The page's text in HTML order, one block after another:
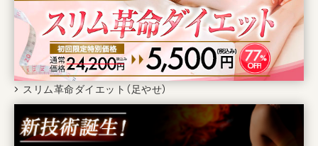
スリム革命ダイエット（足やせ）